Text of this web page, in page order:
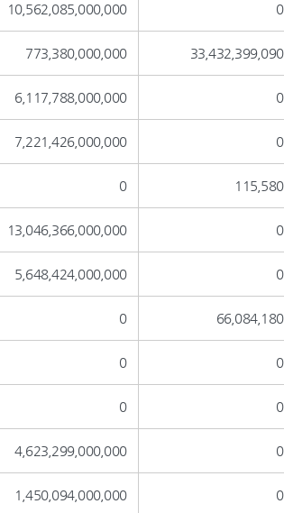
10,562,085,000,000 0
773,380,000,000 33,432,399,090
6,117,788,000,000 0
7,221,426,000,000 0
0 115,580
13,046,366,000,000 0
5,648,424,000,000 0
0 66,084,180
0 0
0 0
4,623,299,000,000 0
1,450,094,000,000 0